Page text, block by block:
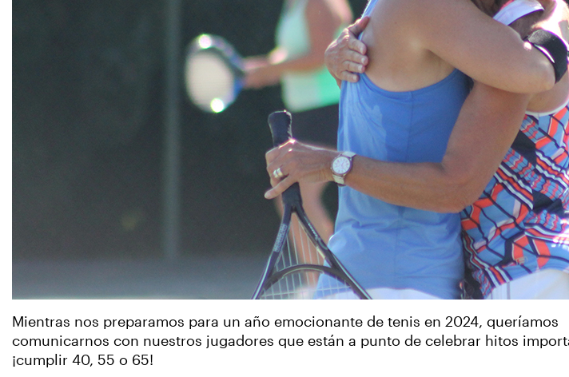
Mientras nos preparamos para un año emocionante de tenis en 2024, queríamos
comunicarnos con nuestros jugadores que están a punto de celebrar hitos
¡cumplir 40, 55 o 65!